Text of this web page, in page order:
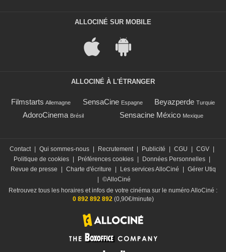
ALLOCINÉ SUR MOBILE
ALLOCINÉ À L'ÉTRANGER
Filmstarts Allemagne SensaCine Espagne Beyazperde Turquie
AdoroCinema Brésil Sensacine México Mexique
Contact Qui sommes-nous Recrutement Publicité CGU CGV
Politique de cookies
Préférences cookies Données Personnelles
Revue de presse
Charte d'écriture Les services AlloCiné
Gérer Utiq
©AlloCiné
Retrouvez tous les horaires et infos de votre cinéma sur le numéro AlloCiné :
0 892 892 892(0,90€/minute)